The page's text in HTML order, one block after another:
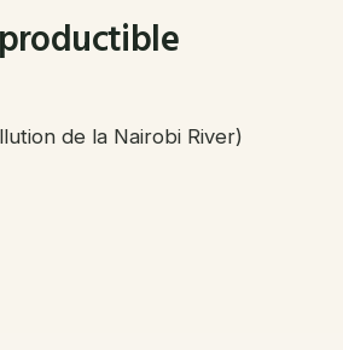
de la Nairobi River)